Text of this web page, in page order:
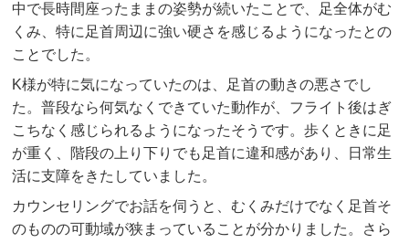
中で長時間座ったままの姿勢が続いたことで、足全体がむ
くみ、特に足首周辺に強い硬さを感じるようになったとの
ことでした。
K様が特に気になっていたのは、足首の動きの悪さでし
た。普段なら何気なくできていた動作が、フライト後はぎ
こちなく感じられるようになったそうです。歩くときに足
が重く、階段の上り下りでも足首に違和感があり、日常生
活に支障をきたしていました。
カウンセリングでお話を伺うと、むくみだけでなく足首そ
のものの可動域が狭まっていることが分かりました。さら